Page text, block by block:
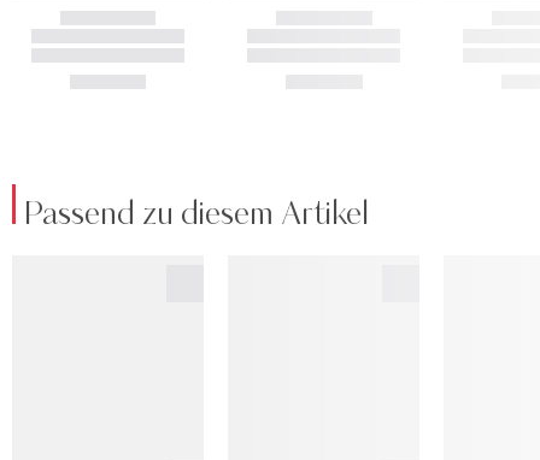
Passend zu diesem Artikel